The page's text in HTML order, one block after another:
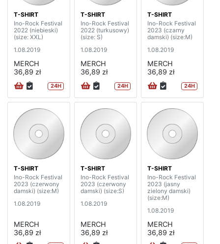
T-SHIRT
Ino-Rock Festival
2022 (niebieski)
(size: XXL)
1.08.2019
MERCH
36,89 zł
24H
T-SHIRT
Ino-Rock Festival
2022 (turkusowy)
(size: S)
1.08.2019
MERCH
36,89 zł
24H
T-SHIRT
Ino-Rock Festival
2023 (czarny
damski) (size:M)
1.08.2019
MERCH
36,89 zł
24H
T-SHIRT
Ino-Rock Festival
2023 (czerwony
damski) (size:M)
1.08.2019
MERCH
36,89 zł
T-SHIRT
Ino-Rock Festival
2023 (czerwony
damski) (size:S)
1.08.2019
MERCH
36,89 zł
T-SHIRT
Ino-Rock Festival
2023 (jasny
zielony damski)
(size:M)
1.08.2019
MERCH
36,89 zł